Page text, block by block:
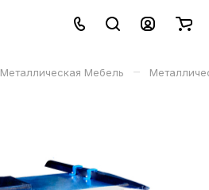
Металлическая Мебель –